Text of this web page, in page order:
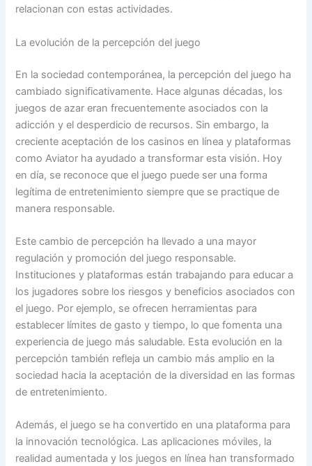
relacionan con estas actividades.
La evolución de la percepción del juego
En la sociedad contemporánea, la percepción del juego ha
cambiado significativamente. Hace algunas décadas, los
juegos de azar eran frecuentemente asociados con la
adicción y el desperdicio de recursos. Sin embargo, la
creciente aceptación de los casinos en línea y plataformas
como Aviator ha ayudado a transformar esta visión. Hoy
en día, se reconoce que el juego puede ser una forma
legítima de entretenimiento siempre que se practique de
manera responsable.
Este cambio de percepción ha llevado a una mayor
regulación y promoción del juego responsable.
Instituciones y plataformas están trabajando para educar a
los jugadores sobre los riesgos y beneficios asociados con
el juego. Por ejemplo, se ofrecen herramientas para
establecer límites de gasto y tiempo, lo que fomenta una
experiencia de juego más saludable. Esta evolución en la
percepción también refleja un cambio más amplio en la
sociedad hacia la aceptación de la diversidad en las formas
de entretenimiento.
Además, el juego se ha convertido en una plataforma para
la innovación tecnológica. Las aplicaciones móviles, la
realidad aumentada y los juegos en línea han transformado